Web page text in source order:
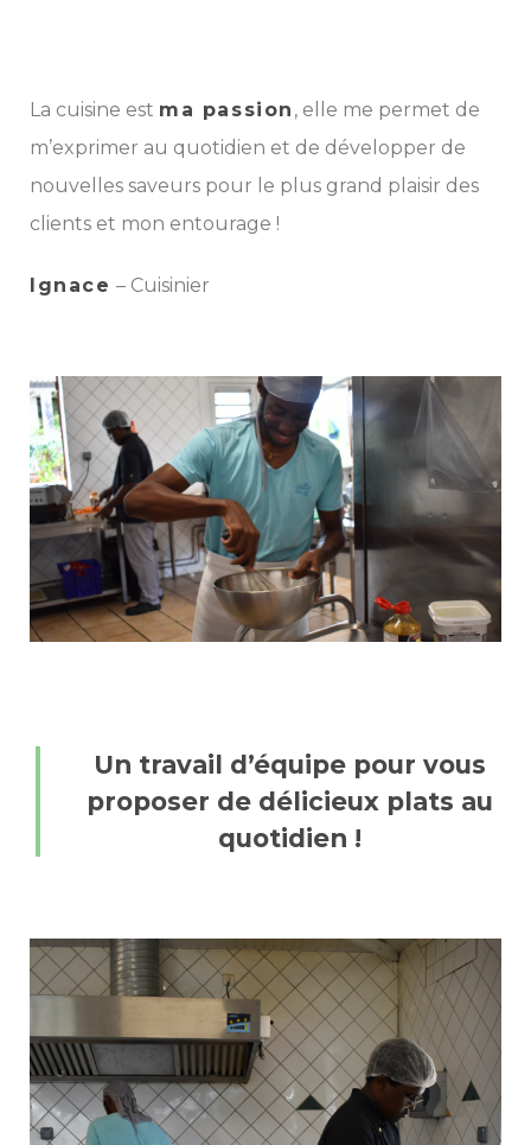
La cuisine est ma passion , elle me permet de
m’exprimer au quotidien et de développer de
nouvelles saveurs pour le plus grand plaisir des
clients et mon entourage !
I gnace – Cuisinier
Un travail d’équipe pour vous
proposer de délicieux plats au
quotidien !